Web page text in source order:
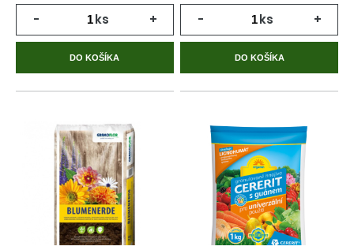
- ks +
DO KOŠÍKA
- ks +
DO KOŠÍKA